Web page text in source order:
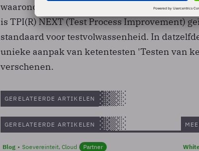
waaronder naast Nederlands en Engels ook
is TPI(R) NEXT (Test Process Improvement)
standaard voor testvolwassenheid. In
unieke aanpak van ketentesten 'Testen van
verschenen.
GERELATEERDE ARTIKELEN
GERELATEERDE ARTIKELEN
Blog Soevereinteit, Cloud Partner